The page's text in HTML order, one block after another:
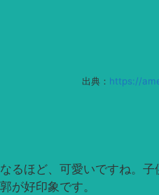
出典： https://
なるほど、可愛いですね。
郭が好印象です。